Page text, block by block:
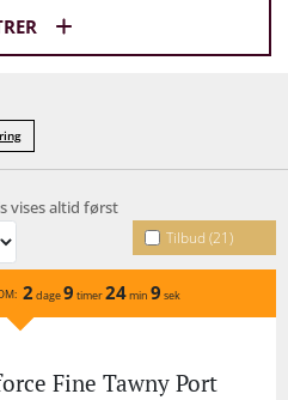
vises altid først
Tilbud (21)
2 dage9 timer24min 9 sek
Fine Tawny Port